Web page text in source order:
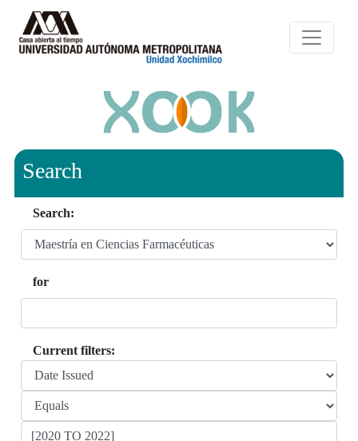
Search
Search:
for
Current filters: